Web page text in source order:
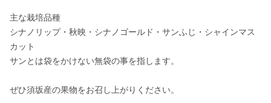
主な栽培品種
シナノリップ・秋映・シナノゴールド・サンふじ・シャインマス
カット
サンとは袋をかけない無袋の事を指します。
ぜひ須坂産の果物をお召し上がりください。